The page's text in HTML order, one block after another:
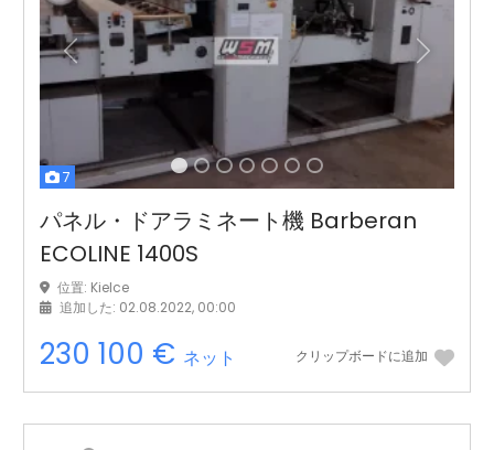
7
前の 次
パネル・ドアラミネート機 Barberan
ECOLINE 1400S
位置: Kielce
追加した: 02.08.2022, 00:00
230 100 € ネット クリップボードに追加